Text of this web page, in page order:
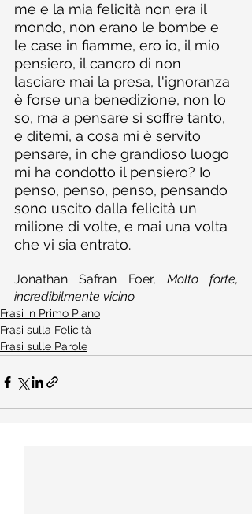
me e la mia felicità non era il
mondo, non erano le bombe e
le case in fiamme, ero io, il mio
pensiero, il cancro di non
lasciare mai la presa, l'ignoranza
è forse una benedizione, non lo
so, ma a pensare si soffre tanto,
e ditemi, a cosa mi è servito
pensare, in che grandioso luogo
mi ha condotto il pensiero? Io
penso, penso, penso, pensando
sono uscito dalla felicità un
milione di volte, e mai una volta
che vi sia entrato.
Jonathan Safran Foer, Molto forte,
incredibilmente vicino
Frasi in Primo Piano
Frasi sulla Felicità
Frasi sulle Parole